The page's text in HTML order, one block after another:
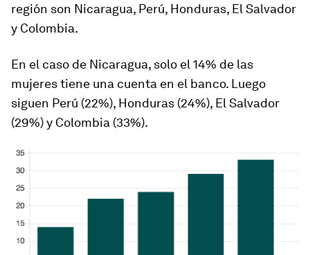
región son Nicaragua, Perú, Honduras, El Salvador
y Colombia.
En el caso de Nicaragua, solo el 14% de las
mujeres tiene una cuenta en el banco. Luego
siguen Perú (22%), Honduras (24%), El Salvador
(29%) y Colombia (33%).